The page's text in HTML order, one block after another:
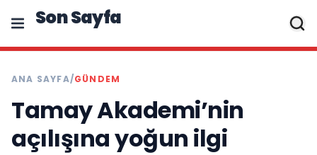
Son Sayfa
ANA SAYFA/GÜNDEM
Tamay Akademi’nin
açılışına yoğun ilgi